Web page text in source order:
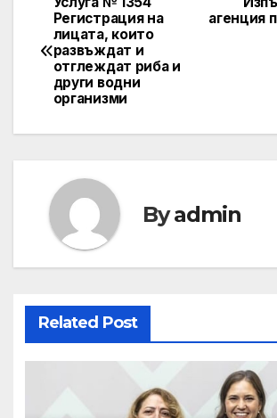
Post
navigation
агенция
Регистрация на
лицата, които
развъждат и
отглеждат риба и
други водни
организми
Byadmin
Related Post